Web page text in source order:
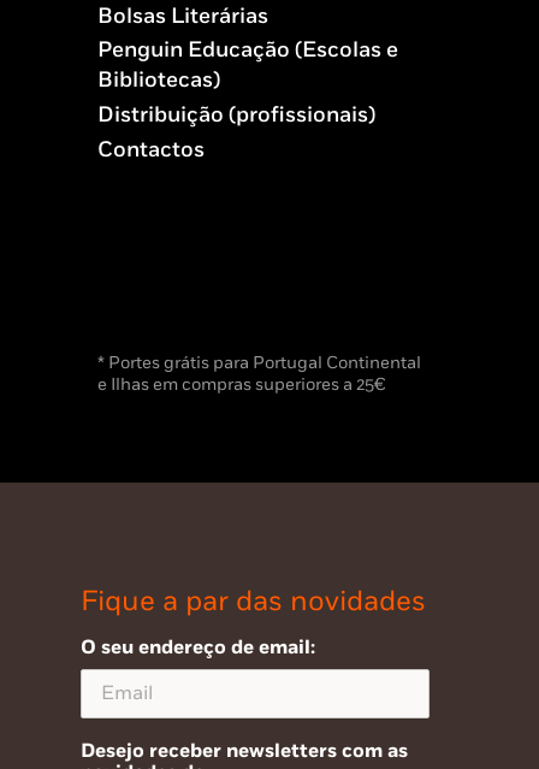
Bolsas Literárias
Penguin Educação (Escolas e
Bibliotecas)
Distribuição (profissionais)
Contactos
* Portes grátis para Portugal Continental
e Ilhas em compras superiores a 25€
Fique a par das novidades
O seu endereço de email:
Desejo receber newsletters com as